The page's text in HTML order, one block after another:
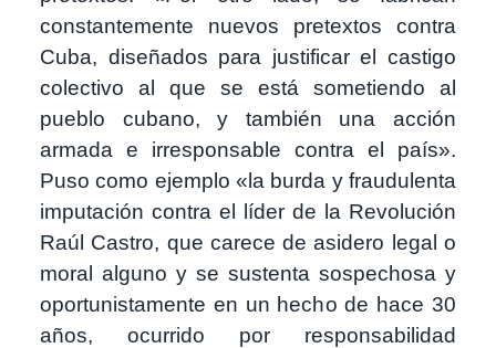
constantemente nuevos pretextos contra
Cuba, diseñados para justificar el castigo
colectivo al que se está sometiendo al
pueblo cubano, y también una acción
armada e irresponsable contra el país».
Puso como ejemplo «la burda y fraudulenta
imputación contra el líder de la Revolución
Raúl Castro, que carece de asidero legal o
moral alguno y se sustenta sospechosa y
oportunistamente en un hecho de hace 30
años, ocurrido por responsabilidad